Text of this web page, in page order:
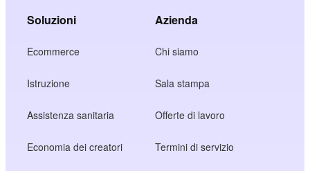
Soluzioni
Ecommerce
Istruzione
Assistenza sanitaria
Economia dei creatori
Azienda
Chi siamo
Sala stampa
Offerte di lavoro
Termini di servizio